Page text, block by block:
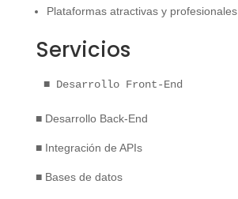
Plataformas atractivas y profesionales
Servicios
■ Desarrollo Front-End
■ Desarrollo Back-End
■ Integración de APIs
■ Bases de datos